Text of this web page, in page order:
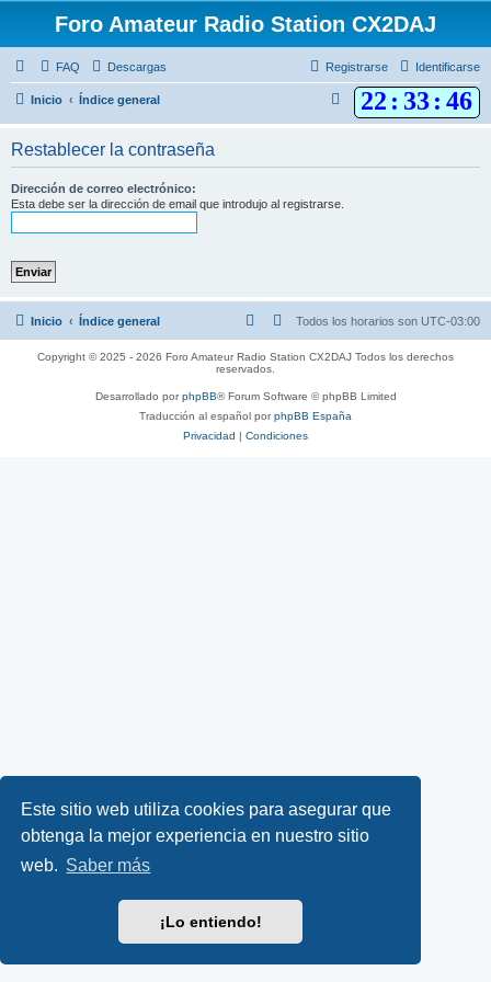
Este sitio web utiliza cookies para asegurar que
obtenga la mejor experiencia en nuestro sitio
web. Saber más
¡Lo entiendo!
Foro Amateur Radio Station CX2DAJ
FAQ Descargas Identificarse
Registrarse
Inicio Índice general 22 : 33: 46
u
Restablecer la contraseña
Dirección de correo electrónico:
Esta debe ser la dirección de email que introdujo al registrarse.
Inicio Índice general Todos los horarios son UTC-03:00
Copyright © 2025 - 2026 Foro Amateur Radio Station CX2DAJ Todos los derechos
reservados.
Desarrollado porphpBB® Forum Software © phpBB Limited
Traducción al español porphpBB España
Privacidad | Condiciones